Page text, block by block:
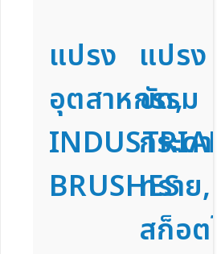
แปรง
อุตสาหกรรม
BRUSHES
แปรง
ขัด,
กระด
ทราย,
สก็อต